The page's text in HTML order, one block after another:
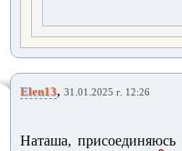
Elen13, 31.01.2025 г. 12:26
Наташа,